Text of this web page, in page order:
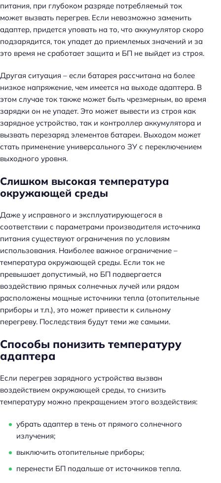
питания, при глубоком разряде потребляемый ток
может вызвать перегрев. Если невозможно заменить
адаптер, придется уповать на то, что аккумулятор скоро
подзарядится, ток упадет до приемлемых значений и за
это время не сработает защита и БП не выйдет из строя.
Другая ситуация – если батарея рассчитана на более
низкое напряжение, чем имеется на выходе адаптера. В
этом случае ток также может быть чрезмерным, во время
зарядки он не упадет. Это может вывести из строя как
зарядное устройство, так и контроллер аккумулятора и
вызвать перезаряд элементов батареи. Выходом может
стать применение универсального ЗУ с переключением
выходного уровня.
Слишком высокая температура
окружающей среды
Даже у исправного и эксплуатирующегося в
соответствии с параметрами производителя источника
питания существуют ограничения по условиям
использования. Наиболее важное ограничение –
температура окружающей среды. Если ток не
превышает допустимый, но БП подвергается
воздействию прямых солнечных лучей или рядом
расположены мощные источники тепла (отопительные
приборы и т.п.), это может привести к сильному
перегреву. Последствия будут теми же самыми.
Способы понизить температуру
адаптера
Если перегрев зарядного устройства вызван
воздействием окружающей среды, то снизить
температуру можно прекращением этого воздействия:
убрать адаптер в тень от прямого солнечного
излучения;
выключить отопительные приборы;
перенести БП подальше от источников тепла.